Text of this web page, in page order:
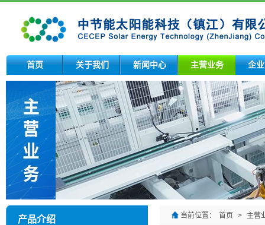
首页 关于我们 新闻中心 主营业务 企
产品介绍 当前位置： 首页 > 主营